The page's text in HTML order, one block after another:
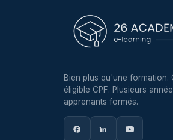
Bien plus qu'une formation.
éligible CPF. Plusieurs
apprenants formés.